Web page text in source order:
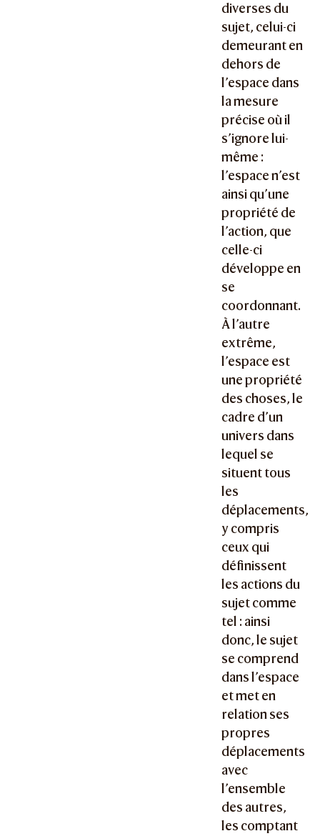
diverses du
sujet, celui-ci
demeurant en
dehors de
l’espace dans
la mesure
précise où il
s’ignore lui-
même :
l’espace n’est
ainsi qu’une
propriété de
l’action, que
celle-ci
développe en
se
coordonnant.
À l’autre
extrême,
l’espace est
une propriété
des choses, le
cadre d’un
univers dans
lequel se
situent tous
les
déplacements,
y compris
ceux qui
définissent
les actions du
sujet comme
tel : ainsi
donc, le sujet
se comprend
dans l’espace
et met en
relation ses
propres
déplacements
avec
l’ensemble
des autres,
les comptant